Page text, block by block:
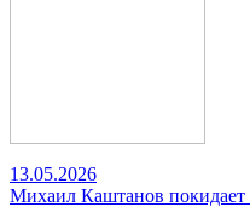
13.05.2026
Михаил Каштанов покидает